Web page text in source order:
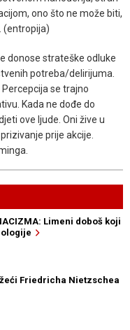
ono što ne može biti,
(entropija)
donose strateške odluke
potreba/delirijuma.
se trajno
Kada ne dođe do
ove ljude. Oni žive u
prije akcije.
Limeni doboš koji
Friedricha Nietzschea